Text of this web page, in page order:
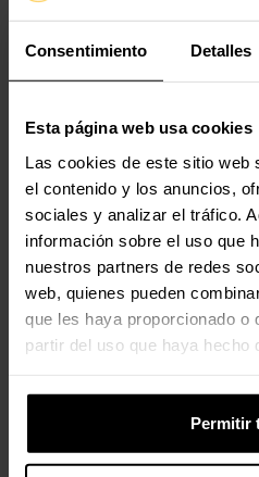
Consentimiento Detalles
Esta página web usa cookies
Las cookies de este sitio web
el contenido y los anuncios,
sociales y analizar el tráfico.
información sobre el uso que
nuestros partners de redes
web, quienes pueden
que les haya proporcionado o
partir del uso que haya hecho
Permitir
Peso 50 g
Ancho del paquete
Profundidad del
paquete
25 mm
Altura del paquete 190 mm
Tipo de embalaje Blister
Contenido del embalaje